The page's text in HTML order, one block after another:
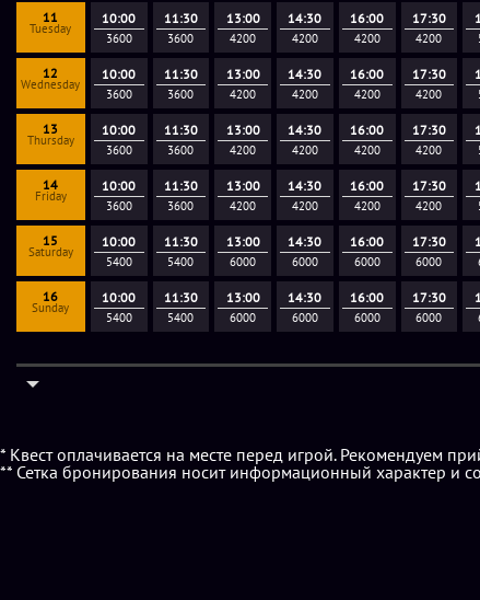
11
Tuesday
10:00
3600
11:30
3600
13:00
4200
14:30
4200
16:00
4200
17:30
4200
12
Wednesday
10:00
3600
11:30
3600
13:00
4200
14:30
4200
16:00
4200
17:30
4200
13
Thursday
10:00
3600
11:30
3600
13:00
4200
14:30
4200
16:00
4200
17:30
4200
14
Friday
10:00
3600
11:30
3600
13:00
4200
14:30
4200
16:00
4200
17:30
4200
15
Saturday
10:00
5400
11:30
5400
13:00
6000
14:30
6000
16:00
6000
17:30
6000
16
Sunday
10:00
5400
11:30
5400
13:00
6000
14:30
6000
16:00
6000
17:30
6000
* Квест оплачивается на месте перед игрой. Рекомендуем
** Сетка бронирования носит информационный характер и